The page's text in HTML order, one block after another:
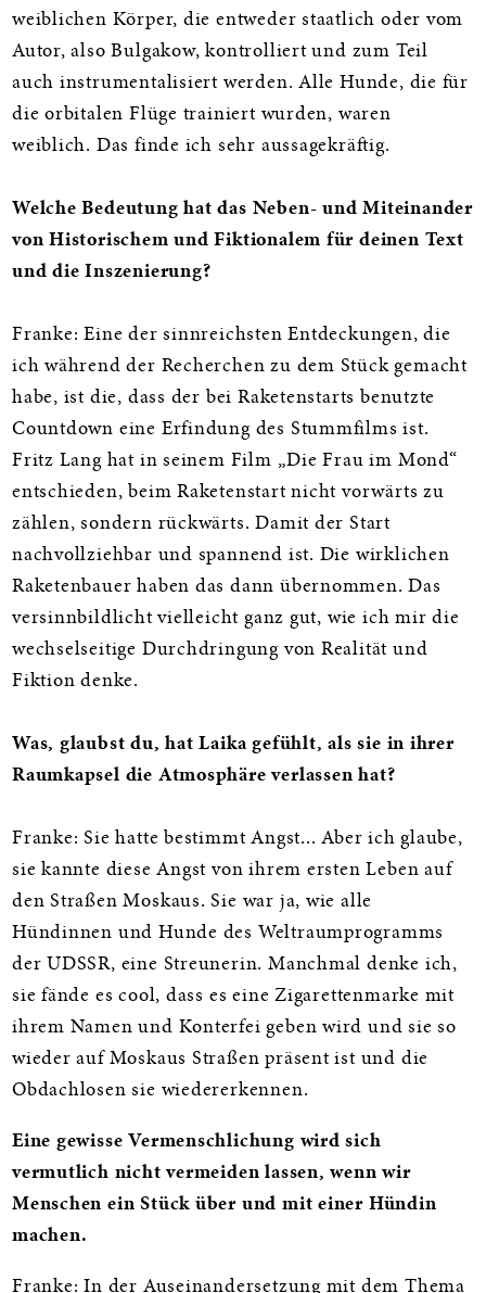
weiblichen Körper, die entweder staatlich oder vom
Autor, also Bulgakow, kontrolliert und zum Teil
auch instrumentalisiert werden. Alle Hunde, die für
die orbitalen Flüge trainiert wurden, waren
weiblich. Das finde ich sehr aussagekräftig.
Welche Bedeutung hat das Neben- und Miteinander
von Historischem und Fiktionalem für deinen Text
und die Inszenierung?
Franke: Eine der sinnreichsten Entdeckungen, die
ich während der Recherchen zu dem Stück gemacht
habe, ist die, dass der bei Raketenstarts benutzte
Countdown eine Erfindung des Stummfilms ist.
Fritz Lang hat in seinem Film „Die Frau im Mond“
entschieden, beim Raketenstart nicht vorwärts zu
zählen, sondern rückwärts. Damit der Start
nachvollziehbar und spannend ist. Die wirklichen
Raketenbauer haben das dann übernommen. Das
versinnbildlicht vielleicht ganz gut, wie ich mir die
wechselseitige Durchdringung von Realität und
Fiktion denke.
Was, glaubst du, hat Laika gefühlt, als sie in ihrer
Raumkapsel die Atmosphäre verlassen hat?
Franke: Sie hatte bestimmt Angst... Aber ich glaube,
sie kannte diese Angst von ihrem ersten Leben auf
den Straßen Moskaus. Sie war ja, wie alle
Hündinnen und Hunde des Weltraumprogramms
der UDSSR, eine Streunerin. Manchmal denke ich,
sie fände es cool, dass es eine Zigarettenmarke mit
ihrem Namen und Konterfei geben wird und sie so
wieder auf Moskaus Straßen präsent ist und die
Obdachlosen sie wiedererkennen.
Eine gewisse Vermenschlichung wird sich
vermutlich nicht vermeiden lassen, wenn wir
Menschen ein Stück über und mit einer Hündin
machen.
Franke: In der Auseinandersetzung mit dem Thema